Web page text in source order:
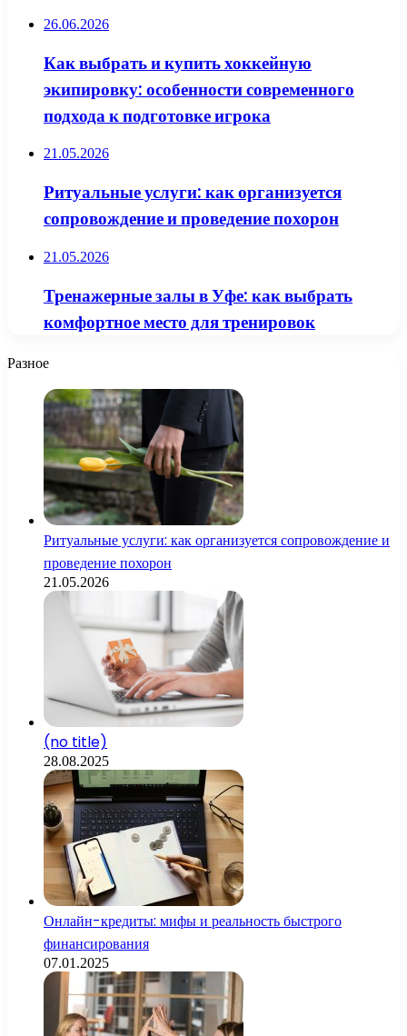
26.06.2026
Как выбрать и купить хоккейную
экипировку: особенности современного
подхода к подготовке игрока
21.05.2026
Ритуальные услуги: как организуется
сопровождение и проведение похорон
21.05.2026
Тренажерные залы в Уфе: как выбрать
комфортное место для тренировок
Разное
Ритуальные услуги: как организуется сопровождение и
проведение похорон
21.05.2026
(no title)
28.08.2025
Онлайн-кредиты: мифы и реальность быстрого
финансирования
07.01.2025